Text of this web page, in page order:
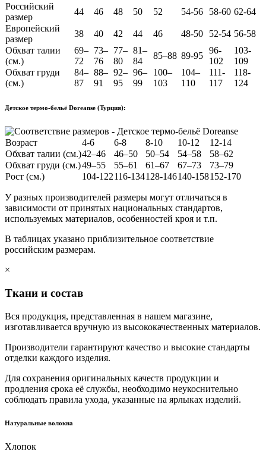
Российский
размер
44 46 48 50 52 54-56 58-60 62-64
Европейский
размер
38 40 42 44 46 48-50 52-54 56-58
Обхват талии
(см.)
69–
72
73–
76
77–
80
81–
84
85–88 89-95
96-
102
103-
109
Обхват груди
(см.)
84–
87
88–
91
92–
95
96–
99
100–
103
104–
110
111-
117
118-
124
Детское термо-бельё Doreanse (Турция):
Возраст 4-6 6-8 8-10 10-12
12-14
Обхват талии (см.)42–46 46–50 50–54 54–58
58–62
Обхват груди (см.)49–55 55–61 61–67 67–73
73–79
Рост (см.)
104-122116-134128-146140-158152-170
У разных производителей размеры могут отличаться в
зависимости от принятых национальных стандартов,
используемых материалов, особенностей кроя и т.п.
В таблицах указано приблизительное соответствие
российским размерам.
×
Ткани и состав
Вся продукция, представленная в нашем магазине,
изготавливается вручную из высококачественных материалов.
Производители гарантируют качество и высокие стандарты
отделки каждого изделия.
Для сохранения оригинальных качеств продукции и
продления срока её службы, необходимо неукоснительно
соблюдать правила ухода, указанные на ярлыках изделий.
Натуральные волокна
Хлопок